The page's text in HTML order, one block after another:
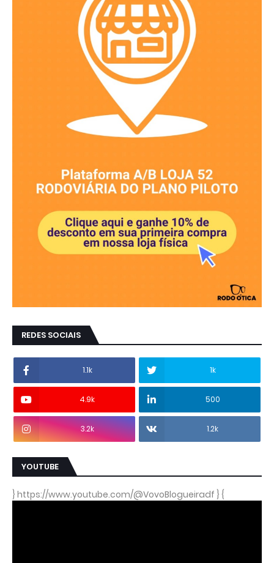
REDES SOCIAIS
1.1k 1k
4.9k 500
3.2k 1.2k
YOUTUBE
} https://www.youtube.com/@VovoBlogueiradf } {